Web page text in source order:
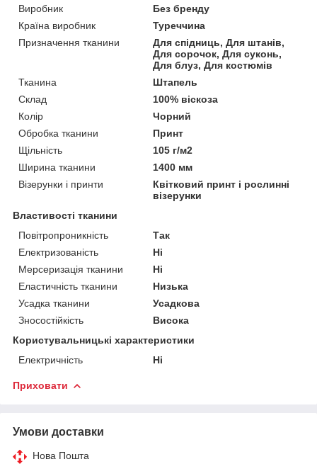
Виробник
Без бренду
Країна виробник
Туреччина
Призначення тканини
Для спідниць, Для штанів,
Для сорочок, Для суконь,
Для блуз, Для костюмів
Тканина
Штапель
Склад
100% віскоза
Колір
Чорний
Обробка тканини
Принт
Щільність
105 г/м2
Ширина тканини
1400 мм
Візерунки і принти
Квітковий принт і рослинні
візерунки
Властивості тканини
Повітропроникність
Так
Електризованість
Ні
Мерсеризація тканини
Ні
Еластичність тканини
Низька
Усадка тканини
Усадкова
Зносостійкість
Висока
Користувальницькі характеристики
Електричність
Ні
Приховати
Умови доставки
Нова Пошта